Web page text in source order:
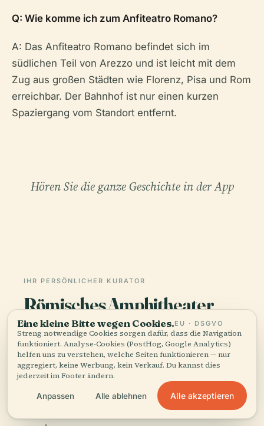
Q: Wie komme ich zum Anfiteatro Romano?
A: Das Anfiteatro Romano befindet sich im
südlichen Teil von Arezzo und ist leicht mit dem
Zug aus großen Städten wie Florenz, Pisa und Rom
erreichbar. Der Bahnhof ist nur einen kurzen
Spaziergang vom Standort entfernt.
Hören Sie die ganze Geschichte in der App
IHR PERSÖNLICHER KURATOR
Römisches Amphitheater
Von Arezzo, ganz und gar,
gut erzählt.
Audioguides für 1.100+ Städte in 96 Ländern.
Geschichte, Geschichten und lokales Wissen —
offline verfügbar.
Eine kleine Bitte wegen Cookies.EU · DSGVO
Streng notwendige Cookies sorgen dafür, dass die Navigation
funktioniert. Analyse-Cookies (PostHog, Google Analytics)
helfen uns zu verstehen, welche Seiten funktionieren — nur
aggregiert, keine Werbung, kein Verkauf. Du kannst dies
jederzeit im Footer ändern.
Anpassen Alle ablehnen Alle akzeptieren